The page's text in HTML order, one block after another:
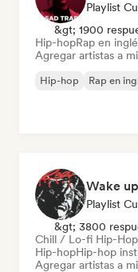
Playlist
&gt; 1900
Hip-hopRap en
Agregar artistas a
Hip-hop Rap en
Wake
Playlist
&gt; 3800
Chill / Lo-fi Hip-Hop
Hip-hopHip-hop
Agregar artistas a